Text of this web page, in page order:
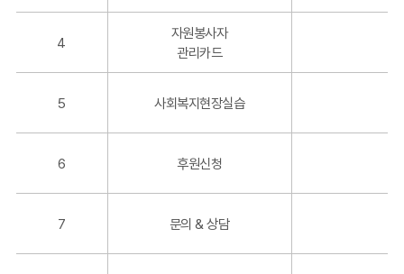
적
번,
운
4
자원봉사자
관리카드
5 사회복지현장실습
6 후원신청
7 문의 & 상담